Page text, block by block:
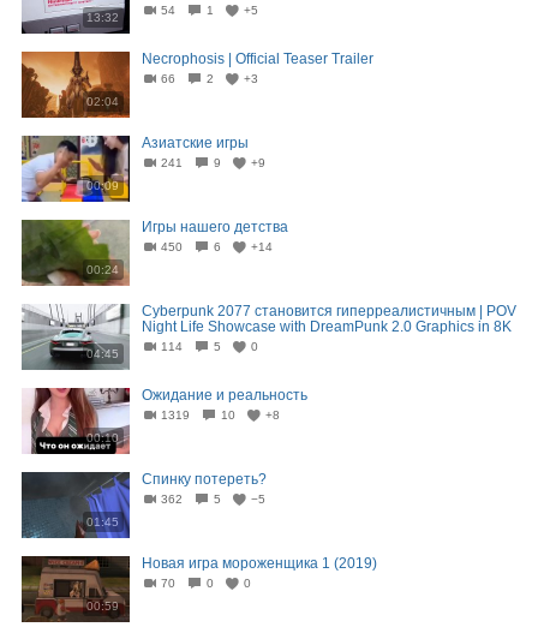
13:32
54 1 +5
02:04
Necrophosis | Official Teaser Trailer
66 2 +3
00:09
Азиатские игры
241 9 +9
00:24
Игры нашего детства
450 6 +14
04:45
Cyberpunk 2077 становится гиперреалистичным | POV
Night Life Showcase with DreamPunk 2.0 Graphics in 8K
114 5 0
00:10
Ожидание и реальность
1319 10 +8
01:45
Спинку потереть?
362 5 −5
00:59
Новая игра мороженщика 1 (2019)
70 0 0